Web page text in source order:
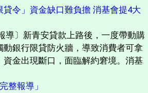
令」資金缺口難負擔 消基會提4大
導〕新青安貸款上路後，一度帶動購
動銀行限貸防火牆，導致消費者可拿
金出現斷口，面臨解約窘境。消基
整報導」